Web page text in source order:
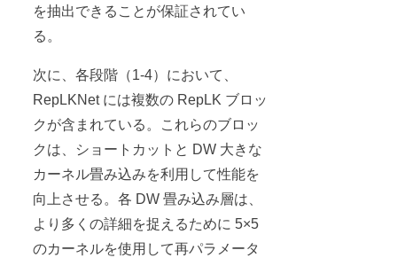
を抽出できることが保証されてい
る。
次に、各段階（1-4）において、
RepLKNet には複数の RepLK ブロッ
クが含まれている。これらのブロッ
クは、ショートカットと DW 大きな
カーネル畳み込みを利用して性能を
向上させる。各 DW 畳み込み層は、
より多くの詳細を捉えるために 5×5
のカーネルを使用して再パラメータ